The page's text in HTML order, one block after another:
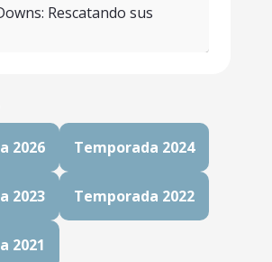
Rescatando sus
de transformación.
2026 Temporada 2024
2023 Temporada 2022
2021